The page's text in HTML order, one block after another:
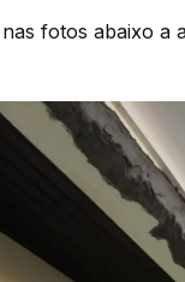
fotos abaixo a